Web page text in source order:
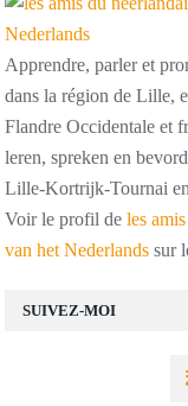
SUIVEZ-MOI
Apprendre, parler et
dans la région de Lille,
Flandre Occidentale et
leren, spreken en
Lille-Kortrijk-Tournai
Voir le profil de les
van het Nederlands sur